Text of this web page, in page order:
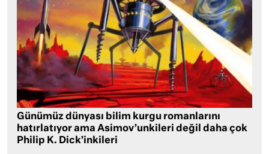
Günümüz dünyası bilim kurgu romanlarını
hatırlatıyor ama Asimov’unkileri değil daha çok
Philip K. Dick’inkileri